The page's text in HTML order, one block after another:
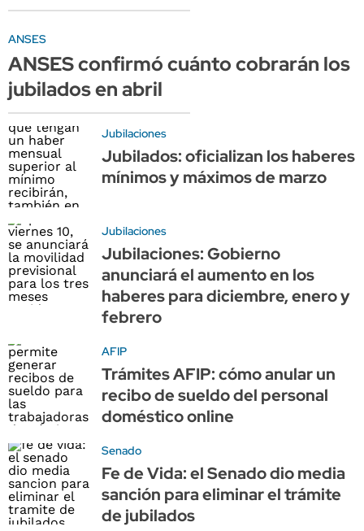
ANSES
ANSES confirmó cuánto cobrarán los
jubilados en abril
Jubilaciones
Jubilados: oficializan los haberes
mínimos y máximos de marzo
Jubilaciones
Jubilaciones: Gobierno
anunciará el aumento en los
haberes para diciembre, enero y
febrero
AFIP
Trámites AFIP: cómo anular un
recibo de sueldo del personal
doméstico online
Senado
Fe de Vida: el Senado dio media
sanción para eliminar el trámite
de jubilados